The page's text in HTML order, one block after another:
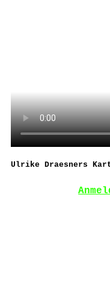
Ulrike Draesners